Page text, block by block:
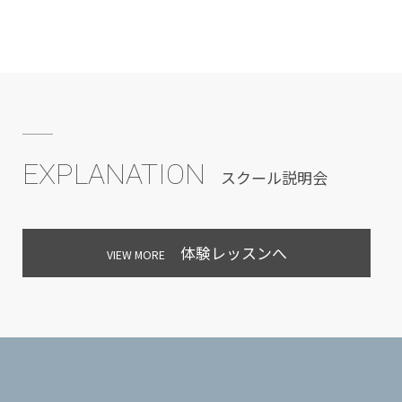
EXPLANATION スクール説明会
VIEW MORE 体験レッスンへ